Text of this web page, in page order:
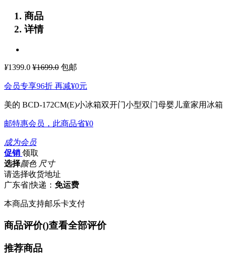
商品
详情
¥1399.0 ¥1699.0 包邮
会员专享96折 再减¥0元
美的 BCD-172CM(E)小冰箱双开门小型双门母婴儿童家用冰箱
邮特惠会员，此商品省¥0
成为会员
促销 领取
选择颜色 尺寸
请选择收货地址
广东省|快递： 免运费
本商品支持邮乐卡支付
商品评价()查看全部评价
推荐商品